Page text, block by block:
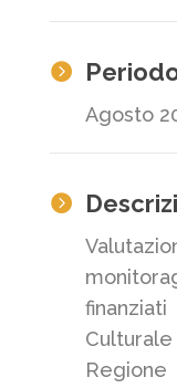

Agosto
